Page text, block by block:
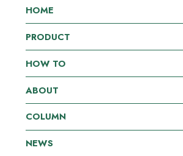
HOME
PRODUCT
HOW TO
ABOUT
COLUMN
NEWS